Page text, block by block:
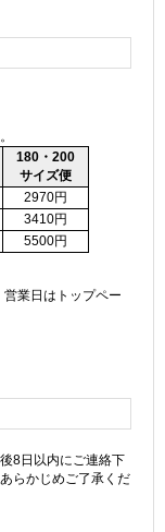
180・200
サイズ便
2970円
3410円
5500円
業日はトップペー
8日以内にご連絡下
らかじめご了承くだ